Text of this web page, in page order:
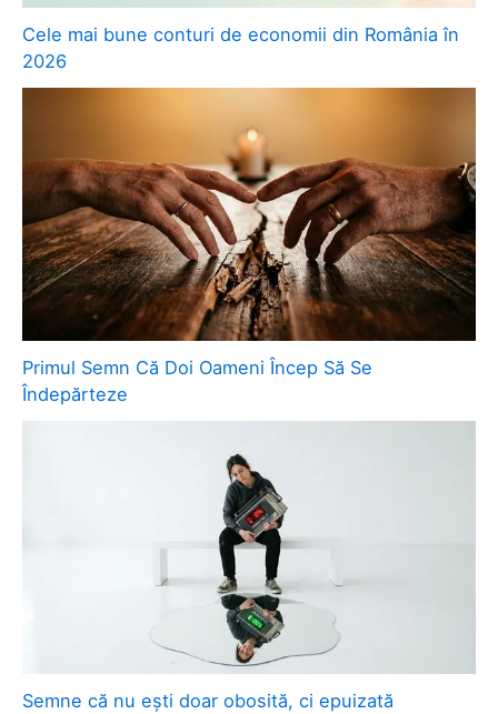
Cele mai bune conturi de economii din România în
2026
Primul Semn Că Doi Oameni Încep Să Se
Îndepărteze
Semne că nu ești doar obosită, ci epuizată